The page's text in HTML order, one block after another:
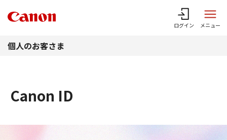
ログイン メニュー
個人のお客さま
Canon ID